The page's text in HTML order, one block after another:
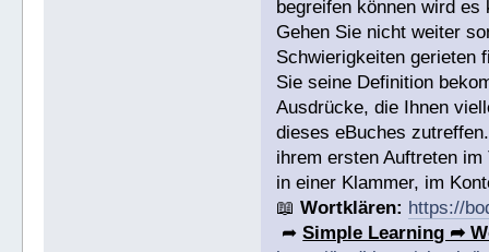
begreifen können wird
Gehen Sie nicht weiter
Schwierigkeiten gerieten
Sie seine Definition
Ausdrücke, die Ihnen
dieses eBuches
ihrem ersten Auftreten
in einer Klammer, im
📖Wortklären: https://
➦Simple Learning ➦